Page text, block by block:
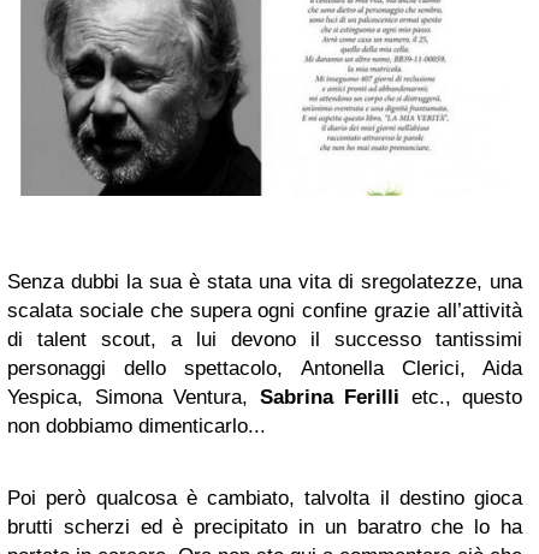
Senza dubbi la sua è stata una vita di sregolatezze, una
scalata sociale che supera ogni confine grazie all’attività
di talent scout, a lui devono il successo tantissimi
personaggi dello spettacolo, Antonella Clerici, Aida
Yespica, Simona Ventura, Sabrina Ferilli etc., questo
non dobbiamo dimenticarlo...
Poi però qualcosa è cambiato, talvolta il destino gioca
brutti scherzi ed è precipitato in un baratro che lo ha